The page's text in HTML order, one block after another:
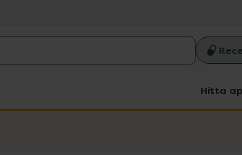
Hitta